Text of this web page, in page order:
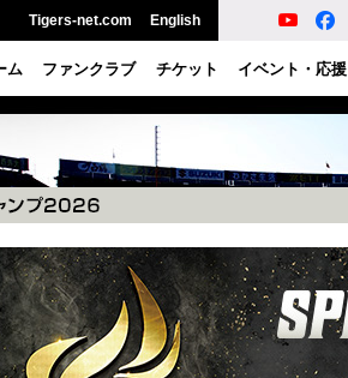
Tigers-net.com English
ム ファンクラブ チケット イベント・応援